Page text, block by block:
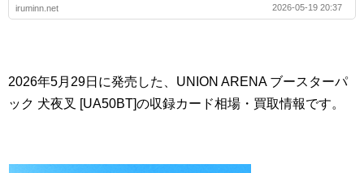
iruminn.net
2026-05-19 20:37
2026年5月29日に発売した、UNION ARENA ブースターパ
ック 犬夜叉 [UA50BT]の収録カード相場・買取情報です。